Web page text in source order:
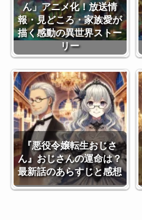
ん」アニメ化！放送情
報・見どころ・家族愛が
描く感動の異世界ストー
リー
『悪役令嬢転生おじさ
ん』おじさんの運命は？
最新話のあらすじと感想